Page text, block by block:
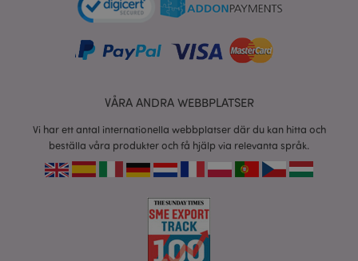
VÅRA ANDRA WEBBPLATSER
Vi har ett antal internationella webbplatser där du kan hitta och
beställa våra produkter och få hjälp via relevanta språk.
form_key
X-Magento-Vary
Adobe Inc.
recently_viewed_product